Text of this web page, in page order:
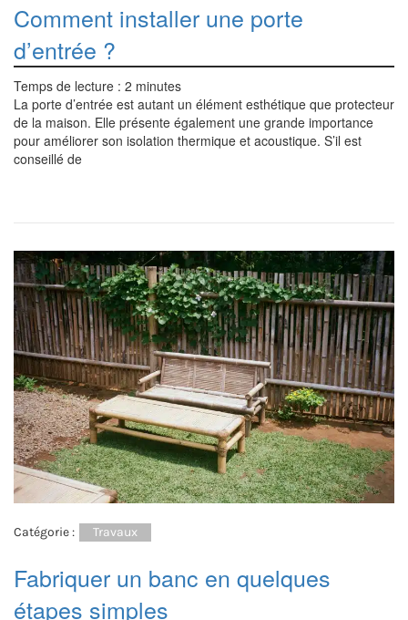
Comment installer une porte
d’entrée ?
Temps de lecture : 2 minutes
La porte d’entrée est autant un élément esthétique que protecteur
de la maison. Elle présente également une grande importance
pour améliorer son isolation thermique et acoustique. S’il est
conseillé de
Catégorie : Travaux
Fabriquer un banc en quelques
étapes simples